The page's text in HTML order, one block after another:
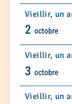
2octobre
Vieillir, un
3octobre
Vieillir, un
Vieillir, un